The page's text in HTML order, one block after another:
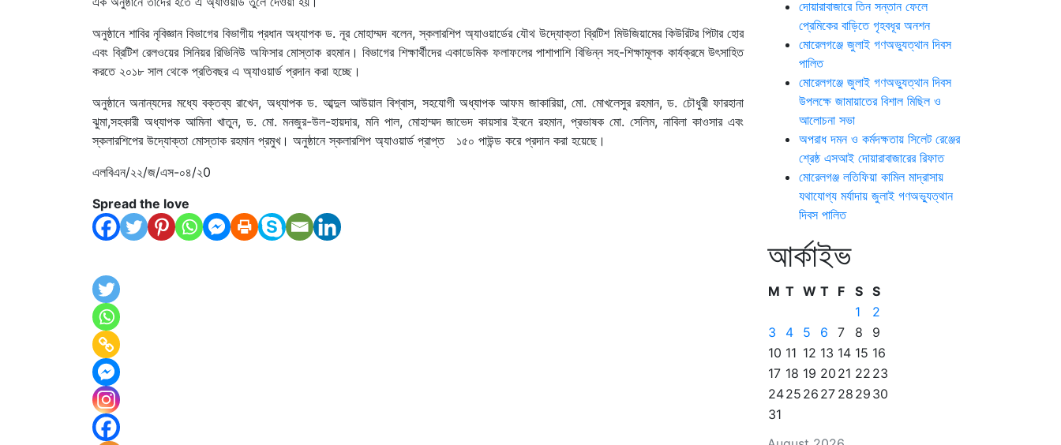
অনুষ্ঠানে শাবির নৃবিজ্ঞান বিভাগের বিভাগীয় প্রধান অধ্যাপক ড. নূর মোহাম্মদ বলেন, স্কলারশিপ অ্যাওয়ার্ডের যৌথ উদ্যোক্তা ব্রিটিশ মিউজিয়ামের কিউরিটর পিটার হোর
এবং ব্রিটিশ রেলওয়ের সিনিয়র রিভিনিউ অফিসার মোস্তাক রহমান। বিভাগের শিক্ষার্থীদের একাডেমিক ফলাফলের পাশাপাশি বিভিন্ন সহ-শিক্ষামূলক কার্যক্রমে উৎসাহিত
করতে ২০১৮ সাল থেকে প্রতিবছর এ অ্যাওয়ার্ড প্রদান করা হচ্ছে।
অনুষ্ঠানে অনান্যদের মধ্যে বক্তব্য রাখেন, অধ্যাপক ড. আব্দুল আউয়াল বিশ্বাস, সহযোগী অধ্যাপক আফম জাকারিয়া, মো. মোখলেসুর রহমান, ড. চৌধুরী ফারহানা
ঝুমা,সহকারী অধ্যাপক আমিনা খাতুন, ড. মো. মনজুর-উল-হায়দার, মনি পাল, মোহাম্মদ জাভেদ কায়সার ইবনে রহমান, প্রভাষক মো. সেলিম, নাবিলা কাওসার এবং
স্কলারশিপের উদ্যোক্তা মোস্তাক রহমান প্রমুখ। অনুষ্ঠানে স্কলারশিপ অ্যাওয়ার্ড প্রাপ্ত ১৫০ পাউন্ড করে প্রদান করা হয়েছে।
এলবিএন/২২/জ/এস-০৪/২0
Spread the love
দোয়ারাবাজারে তিন সন্তান ফেলে
প্রেমিকের বাড়িতে গৃহবধূর অনশন
মোরেলগঞ্জে জুলাই গণঅভ্যুত্থান দিবস
পালিত
মোরেলগঞ্জে জুলাই গণঅভ্যুত্থান দিবস
উপলক্ষে জামায়াতের বিশাল মিছিল ও
আলোচনা সভা
অপরাধ দমন ও কর্মদক্ষতায় সিলেট রেঞ্জের
শ্রেষ্ঠ এসআই দোয়ারাবাজারের রিফাত
মোরেলগঞ্জ লতিফিয়া কামিল মাদ্রাসায়
যথাযোগ্য মর্যাদায় জুলাই গণঅভ্যুত্থান
দিবস পালিত
আর্কাইভ
M T W T F S S
1
2
3
4 5 6 7 8
9
10 11 12 13 14 15 16
17 18 19 20 21 22 23
2425 26 27 28 29 30
31